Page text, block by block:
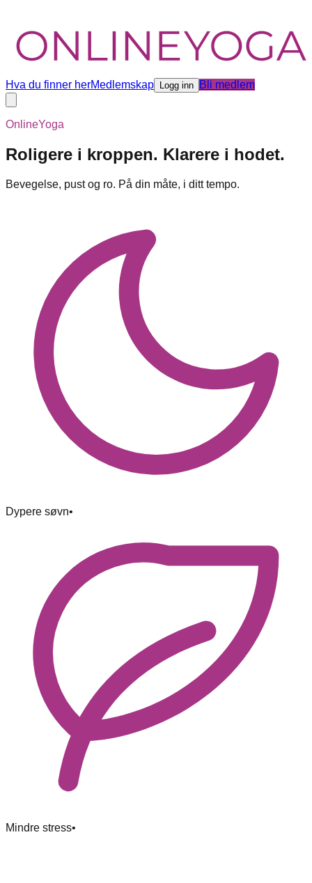
Hva du finner herMedlemskap Logg inn Bli medlem
OnlineYoga
Roligere i kroppen. Klarere i hodet.
Bevegelse, pust og ro. På din måte, i ditt tempo.
Dypere søvn•
Mindre stress•